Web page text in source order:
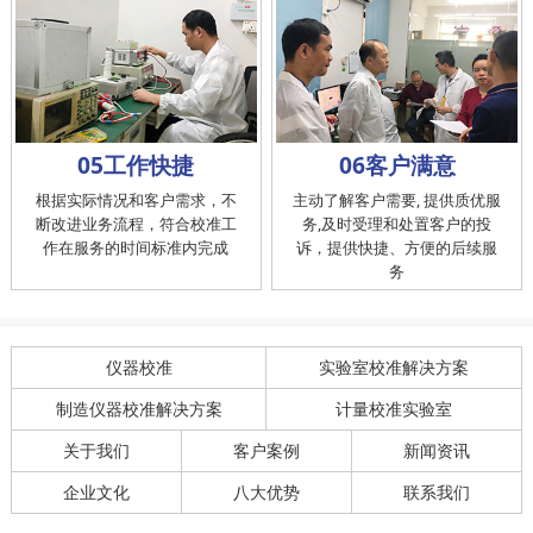
05工作快捷
根据实际情况和客户需求，不
断改进业务流程，符合校准工
作在服务的时间标准内完成
06客户满意
主动了解客户需要, 提供质优服
务,及时受理和处置客户的投
诉，提供快捷、方便的后续服
务
仪器校准 实验室校准解决方案
制造仪器校准解决方案 计量校准实验室
关于我们 客户案例 新闻资讯
企业文化 八大优势 联系我们